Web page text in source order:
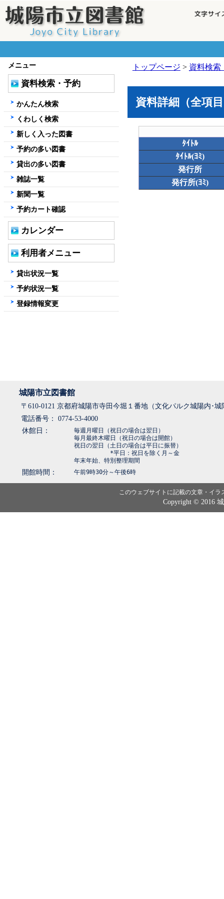
トップページ > 資料検索
資料詳細（全項
ﾀｲﾄﾙ
ﾀｲﾄﾙ(ﾖﾐ)
発行所
発行所(ﾖﾐ)
メニュー
資料検索・予約
かんたん検索
くわしく検索
新しく入った図書
予約の多い図書
貸出の多い図書
雑誌一覧
新聞一覧
予約カート確認
カレンダー
利用者メニュー
貸出状況一覧
予約状況一覧
登録情報変更
城陽市立図書館
〒610-0121 京都府城陽市寺田今堀１番地（文化パルク城陽内･
電話番号： 0774-53-4000
休館日：
毎週月曜日（祝日の場合は翌日）
毎月最終木曜日（祝日の場合は開館）
祝日の翌日（土日の場合は平日に振替）
*平日：祝日を除く月～金
年末年始、特別整理期間
開館時間： 午前9時30分～午後6時
このウェブサイトに記載の文章・イ
Copyright © 2016